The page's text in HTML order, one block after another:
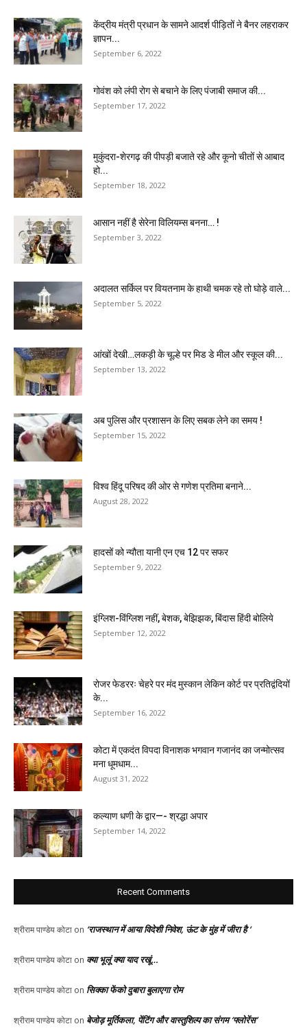
केंद्रीय मंत्री प्रधान के सामने आदर्श पीड़ितों ने बैनर लहराकर
ज्ञापन...
September 6, 2022
गोवंश को लंपी रोग से बचाने के लिए पंजाबी समाज की...
September 17, 2022
मुकुंदरा-शेरगढ़ की पीपड़ी बजाते रहे और कूनो चीतों से आबाद
हो...
September 18, 2022
आसान नहीं है सेरेना विलियम्स बनना… !
September 3, 2022
अदालत सर्किल पर वियतनाम के हाथी चमक रहे तो घोड़े वाले...
September 5, 2022
आंखों देखी…लकड़ी के चूल्हे पर मिड डे मील और स्कूल की...
September 13, 2022
अब पुलिस और प्रशासन के लिए सबक लेने का समय !
September 15, 2022
विश्व हिंदू परिषद की ओर से गणेश प्रतिमा बनाने...
August 28, 2022
हादसों को न्यौता यानी एन एच 12 पर सफर
September 9, 2022
इंग्लिश-विंग्लिश नहीं, बेशक, बेझिझक, बिंदास हिंदी बोलिये
September 12, 2022
रोजर फेडररः चेहरे पर मंद मुस्कान लेकिन कोर्ट पर प्रतिद्वंदियों
के...
September 16, 2022
कोटा में एकदंत विपदा विनाशक भगवान गजानंद का जन्मोत्सव
मना धूमधाम...
August 31, 2022
कल्याण धणी के द्वार—- श्रद्धा अपार
September 14, 2022
Recent Comments
श्रीराम पाण्डेय कोटा on ‘राजस्थान में आया विदेशी निवेश, ऊंट के मुंह में जीरा है ‘
श्रीराम पाण्डेय कोटा on क्या भूलूं क्या याद रखूं…
श्रीराम पाण्डेय कोटा on सिक्का फेंको दुबारा बुलाएगा रोम
श्रीराम पाण्डेय कोटा on बेजोड़ मूर्तिकला, पेंटिंग और वास्तुशिल्प का संगम ‘फ्लोरेंस’